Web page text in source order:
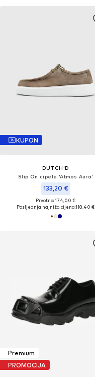
KUPON
DUTCH'D
Slip On cipele 'Atmos Aura'
133,20 €
Prvotno: 174,00 €
Posljednja najniža cijena:118,40 €
Premium
PROMOCIJA